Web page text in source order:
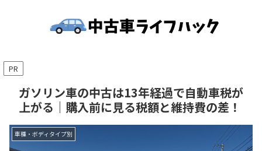
PR
ガソリン車の中古は13年経過で自動車税が
上がる｜購入前に見る税額と維持費の差！
車種・ボディタイプ別